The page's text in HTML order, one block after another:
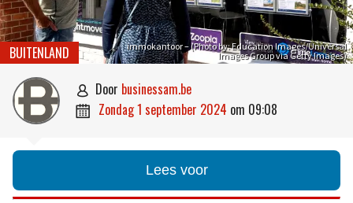
immokantoor – (Photo by: Education Images/Universal
Images Group via Getty Images)
BUITENLAND
 door businessam.be
 zondag 1 september 2024 om 09:08
Lees voor